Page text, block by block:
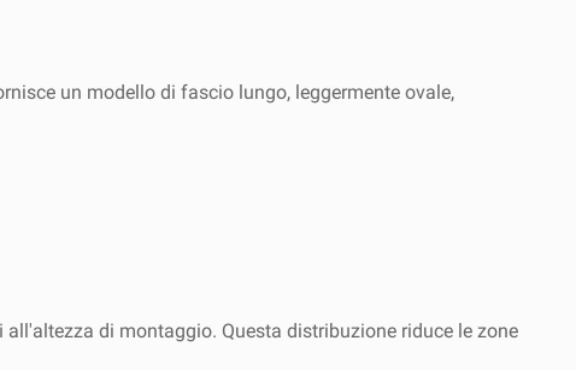
un modello di fascio lungo, leggermente ovale,
di montaggio. Questa distribuzione riduce le zone